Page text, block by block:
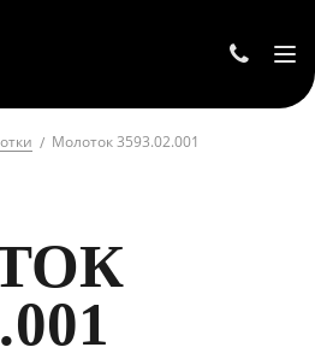
Молоток 3593.02.001